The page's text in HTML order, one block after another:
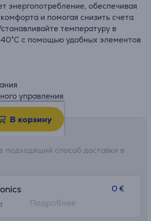
энергопотребление, обеспечивая
и помогая снизить счета
температуру в
с помощью удобных элементов
управления
В корзину
доставки
подходящий способ доставки в
0 €
Подробнее